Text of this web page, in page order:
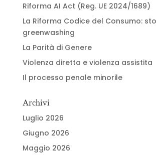
Riforma AI Act (Reg. UE 2024/1689)
La Riforma Codice del Consumo:
greenwashing
La Parità di Genere
Violenza diretta e violenza assistita
Il processo penale minorile
Archivi
Luglio 2026
Giugno 2026
Maggio 2026